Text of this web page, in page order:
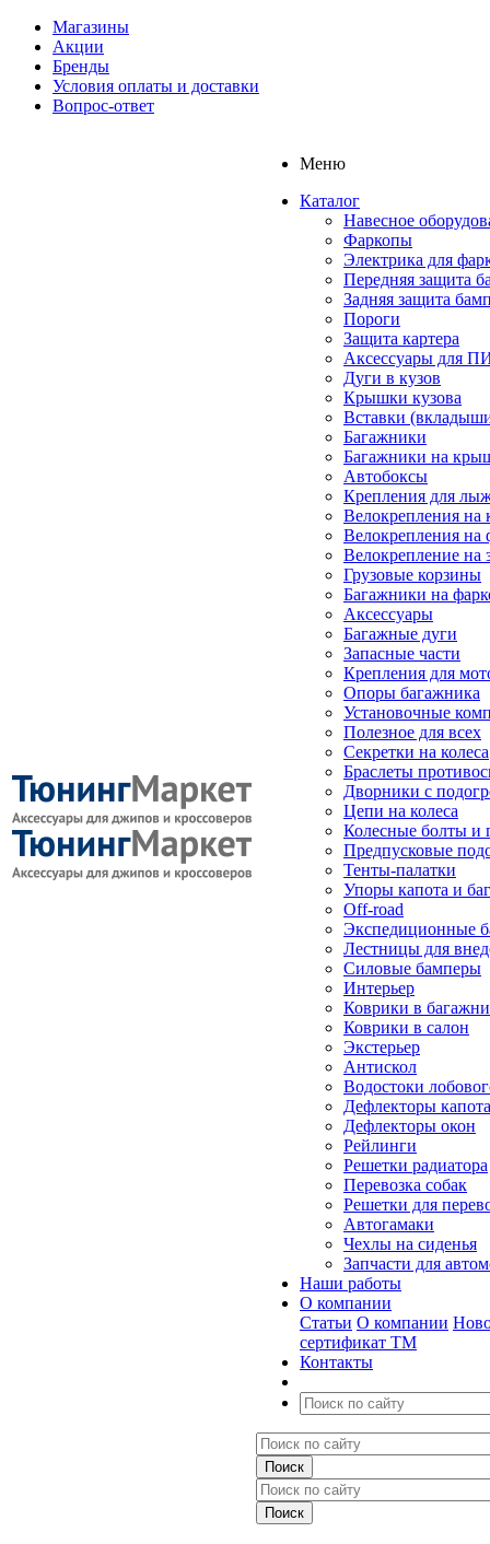
Магазины
Акции
Бренды
Условия оплаты и доставки
Вопрос-ответ
Меню
Каталог
Навесное
Фаркопы
Электрика для
Передняя защита
Задняя защита
Пороги
Защита картера
Аксессуары для
Дуги в кузов
Крышки кузова
Вставки
Багажники
Багажники на
Автобоксы
Крепления для
Велокрепления
Велокрепления на
Велокрепление на
Грузовые корзины
Багажники на
Аксессуары
Багажные дуги
Запасные части
Крепления для
Опоры багажника
Установочные
Полезное для всех
Секретки на колеса
Браслеты
Дворники с
Цепи на колеса
Колесные болты и
Предпусковые
Тенты-палатки
Упоры капота и
Off-road
Экспедиционные
Лестницы для
Силовые бамперы
Интерьер
Коврики в
Коврики в салон
Экстерьер
Антискол
Водостоки
Дефлекторы капота
Дефлекторы окон
Рейлинги
Решетки радиатора
Перевозка собак
Решетки для
Автогамаки
Чехлы на сиденья
Запчасти для
Наши работы
О компании
Статьи О компании
сертификат ТМ
Контакты